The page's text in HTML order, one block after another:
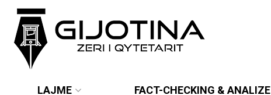
LAJME FACT-CHECKING & ANALIZE